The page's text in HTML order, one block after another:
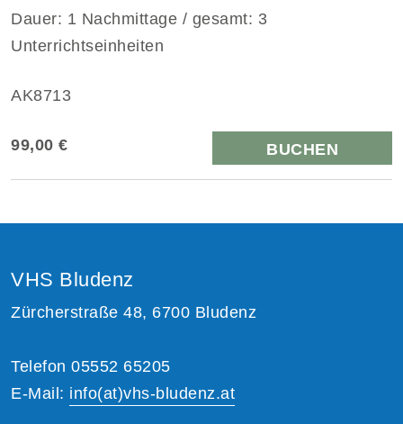
Dauer: 1 Nachmittage / gesamt: 3
Unterrichtseinheiten
AK8713
99,00 € BUCHEN
VHS Bludenz
Zürcherstraße 48, 6700 Bludenz
Telefon 05552 65205
E-Mail: info(at)vhs-bludenz.at